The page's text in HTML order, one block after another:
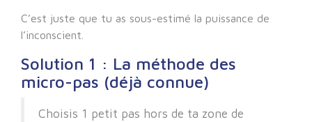
C’est juste que tu as sous-estimé la puissance de
l’inconscient.
Solution 1 : La méthode des
micro-pas (déjà connue)
Choisis 1 petit pas hors de ta zone de